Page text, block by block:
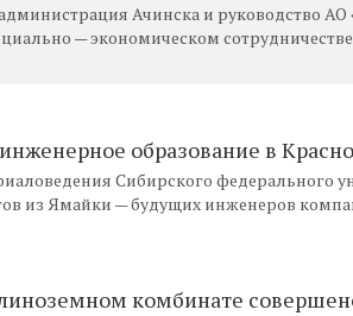
Ачинска и руководство
— экономическом
образование в
Сибирского федерального
из Ямайки — будущих инженеров
комбинате